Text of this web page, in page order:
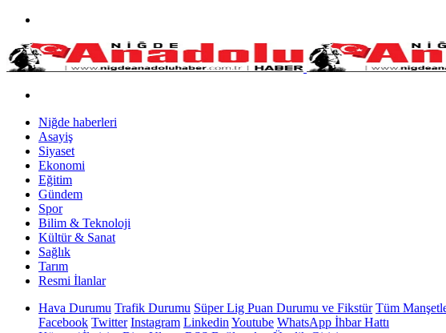
Niğde haberleri
Asayiş
Siyaset
Ekonomi
Eğitim
Gündem
Spor
Bilim & Teknoloji
Kültür & Sanat
Sağlık
Tarım
Resmi İlanlar
Hava Durumu Trafik Durumu Süper Lig Puan Durumu ve Fikstür Tüm
Facebook Twitter Instagram Linkedin Youtube WhatsApp İhbar Hattı